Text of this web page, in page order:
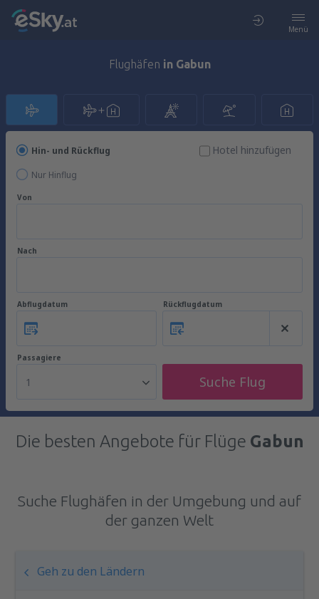
Menü
Flughäfen in Gabun
Hin- und Rückflug
Nur Hinflug
Hotel hinzufügen
Von
Nach
Abflugdatum Rückflugdatum
Passagiere
1 Suche Flug
Die besten Angebote für Flüge Gabun
Suche Flughäfen in der Umgebung und auf
der ganzen Welt
Geh zu den Ländern